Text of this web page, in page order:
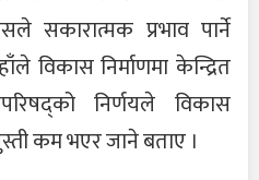
सकारात्मक प्रभाव पार्ने
विकास निर्माणमा केन्द्रित
निर्णयले विकास
कम भएर जाने बताए ।